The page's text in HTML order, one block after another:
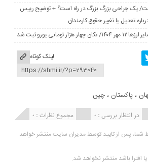
یک جراحی بزرگ بزرگ در راه است؟ + توضیح رییس
تعدیل یا تغییر حقوق کارمندان
تومانی یورو ثبت شد
لینک کوتاه
،پاکستان ،چین
مجموع نظرات : 0 در انتظار بررسی : 0
شما، پس از تایید توسط مدیران سایت منتشر خواهد
افترا باشد منتشر نخواهد شد.